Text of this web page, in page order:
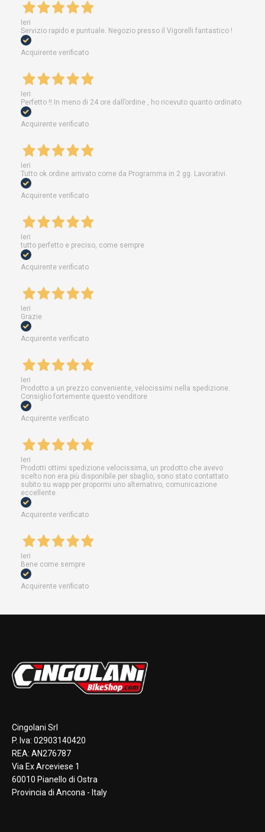
Ieri
Servizio rapido e puntuale. Negozio presso il Vigorelli fantastico !
Acquirente verificato
Ieri
Perfetto !! In meno di 24 ore dall’ordine , ho ricevuto quanto ordinato
Acquirente verificato
Ieri
Tutto ok ordine arrivato come da Programma in 2 gg. Lavorativi.
Acquirente verificato
Ieri
tutto perfetto e preciso, come sempre
Acquirente verificato
Ieri
Grazie
Acquirente verificato
Ieri
Prodotto a un prezzo conveniente, velocissimi nella spedizione.
Consiglio fortemente questo venditore
Acquirente verificato
Ieri
Prodotti ottimi spedizione velocissima, un prodotto che avevo
scelto non era più disponibile per sbaglio, sono stato contattato
subito su wapp per propormi uno alternativo, comunicazione
eccellente
Acquirente verificato
Ieri
Bene come sempre
Acquirente verificato
Cingolani Srl
P. Iva: 02903140420
REA: AN276787
Via Ex Arceviese 1
60010 Pianello di Ostra
Provincia di Ancona - Italy